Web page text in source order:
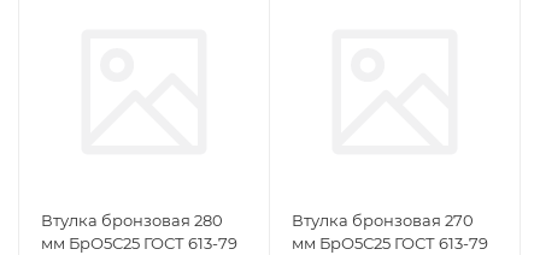
Втулка бронзовая 280
мм БрО5С25 ГОСТ 613-79
Втулка бронзовая 270
мм БрО5С25 ГОСТ 613-79